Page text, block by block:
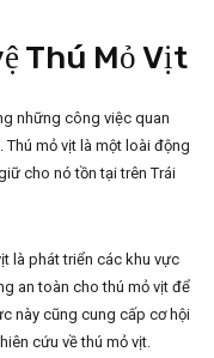
Thú Mỏ Vịt
những công việc quan
mỏ vịt là một loài động
cho nó tồn tại trên Trái
là phát triển các khu vực
an toàn cho thú mỏ vịt để
này cũng cung cấp cơ hội
cứu về thú mỏ vịt.